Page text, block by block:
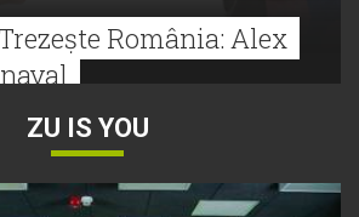
România: Alex
la Hitul Monstru Al
ZU IS YOU